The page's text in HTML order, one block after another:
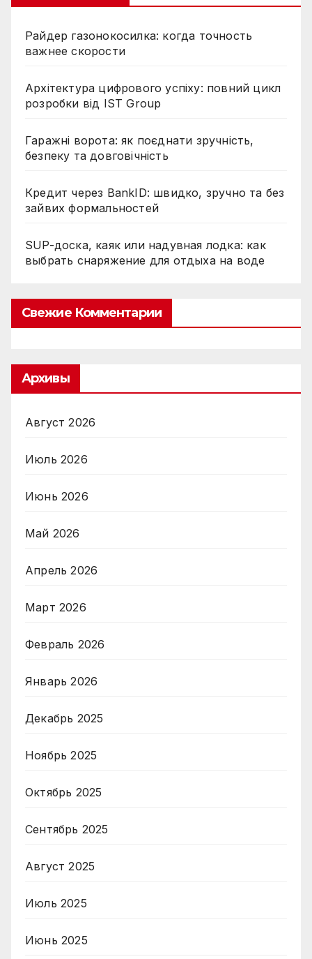
Райдер газонокосилка: когда точность
важнее скорости
Архітектура цифрового успіху: повний цикл
розробки від IST Group
Гаражні ворота: як поєднати зручність,
безпеку та довговічність
Кредит через BankID: швидко, зручно та без
зайвих формальностей
SUP-доска, каяк или надувная лодка: как
выбрать снаряжение для отдыха на воде
Свежие Комментарии
Архивы
Август 2026
Июль 2026
Июнь 2026
Май 2026
Апрель 2026
Март 2026
Февраль 2026
Январь 2026
Декабрь 2025
Ноябрь 2025
Октябрь 2025
Сентябрь 2025
Август 2025
Июль 2025
Июнь 2025